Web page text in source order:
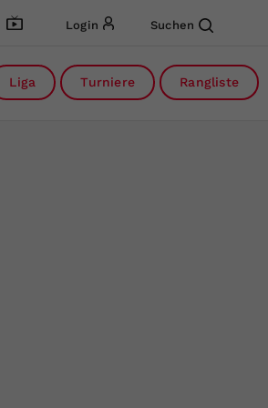
Login Suchen
Liga Turniere Rangliste